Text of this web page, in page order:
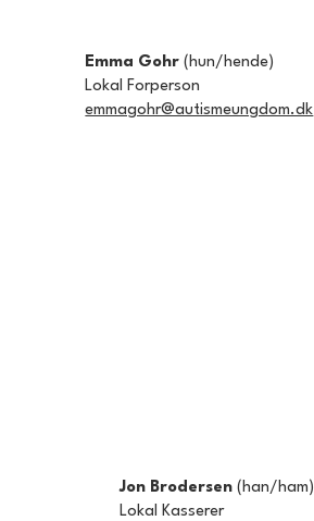
Jon Brodersen​ (han/ham)
Lokal Kasserer
Emma Gohr​ (hun/hende)
Lokal Forperson
emmagohr@autismeungdom.dk